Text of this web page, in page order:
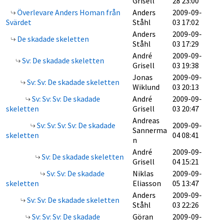
Överlevare Anders Homan från
Svärdet
Anders
Ståhl
2009-09-
03 17:02
De skadade skeletten
Anders
Ståhl
2009-09-
03 17:29
Sv: De skadade skeletten
André
Grisell
2009-09-
03 19:38
Sv: Sv: De skadade skeletten
Jonas
Wiklund
2009-09-
03 20:13
Sv: Sv: Sv: De skadade
skeletten
André
Grisell
2009-09-
03 20:47
Sv: Sv: Sv: Sv: De skadade
skeletten
Andreas
Sannerma
n
2009-09-
04 08:41
Sv: De skadade skeletten
André
Grisell
2009-09-
04 15:21
Sv: Sv: De skadade
skeletten
Niklas
Eliasson
2009-09-
05 13:47
Sv: Sv: De skadade skeletten
Anders
Ståhl
2009-09-
03 22:26
Sv: Sv: Sv: De skadade
Göran 2009-09-